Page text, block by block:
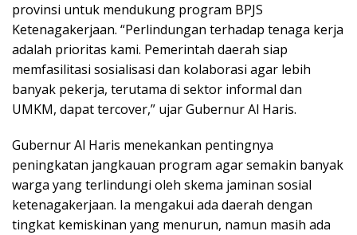
provinsi untuk mendukung program BPJS
Ketenagakerjaan. “Perlindungan terhadap tenaga kerja
adalah prioritas kami. Pemerintah daerah siap
memfasilitasi sosialisasi dan kolaborasi agar lebih
banyak pekerja, terutama di sektor informal dan
UMKM, dapat tercover,” ujar Gubernur Al Haris.
Gubernur Al Haris menekankan pentingnya
peningkatan jangkauan program agar semakin banyak
warga yang terlindungi oleh skema jaminan sosial
ketenagakerjaan. Ia mengakui ada daerah dengan
tingkat kemiskinan yang menurun, namun masih ada